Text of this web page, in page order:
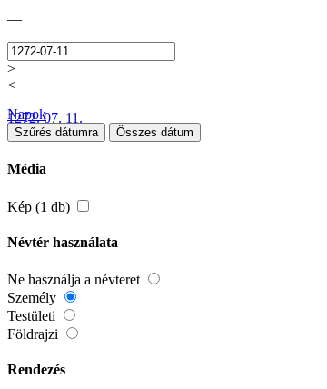
—
>
<
1272. 07. 11.
Napok
Szűrés dátumra Összes dátum
Média
Kép (1 db)
Névtér használata
Ne használja a névteret
Személy
Testületi
Földrajzi
Rendezés